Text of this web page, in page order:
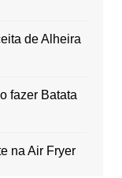
de Alheira
fazer Batata
na Air Fryer